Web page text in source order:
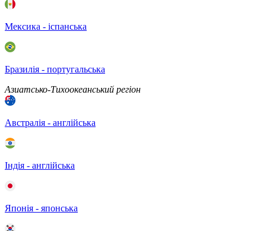
Мексика - іспанська
Бразилія - португальська
Азиатсько-Тихоокеанський регіон
Австралія - англійська
Індія - англійська
Японія - японська